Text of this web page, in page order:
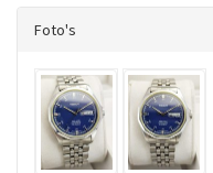
Foto's